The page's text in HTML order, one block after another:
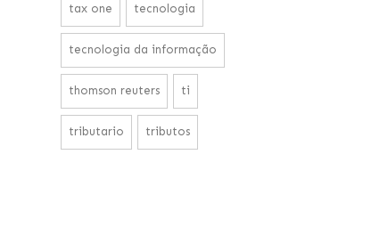
tax one tecnologia
tecnologia da informação
thomson reuters ti
tributario tributos